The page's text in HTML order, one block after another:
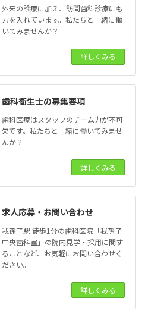
外来の診療に加え、訪問歯科診療にも
力を入れています。私たちと一緒に働
いてみませんか？
詳しくみる
歯科衛生士の募集要項
歯科医療はスタッフのチーム力が不可
欠です。私たちと一緒に働いてみませ
んか？
詳しくみる
求人応募・お問い合わせ
我孫子駅 徒歩1分の歯科医院「我孫子
中央歯科室」の院内見学・採用に関す
ることなど、お気軽にお問い合わせく
ださい。
詳しくみる